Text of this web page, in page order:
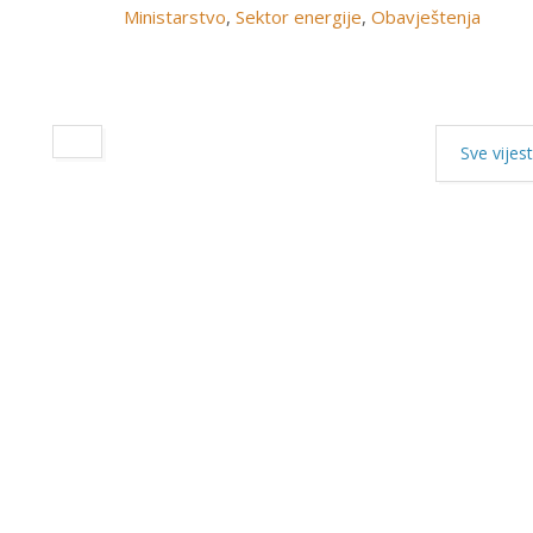
Ministarstvo, Sektor energije, Obavještenja
Sve